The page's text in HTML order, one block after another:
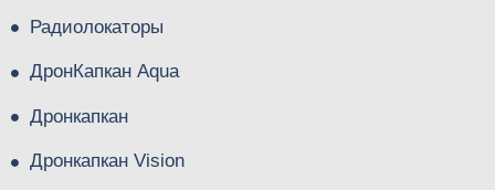
Радиолокаторы
ДронКапкан Aqua
Дронкапкан
Дронкапкан Vision